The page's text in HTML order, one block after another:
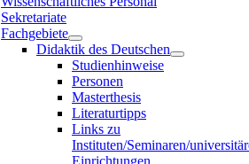
Sekretariate
Fachgebiete
Didaktik des Deutschen
Studienhinweise
Personen
Masterthesis
Literaturtipps
Links zu
Instituten/Seminaren/
Einrichtungen